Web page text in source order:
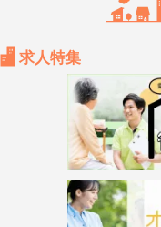
求人特集